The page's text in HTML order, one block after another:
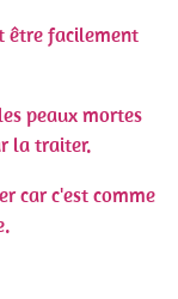
être facilement
peaux mortes
la traiter.
car c'est comme